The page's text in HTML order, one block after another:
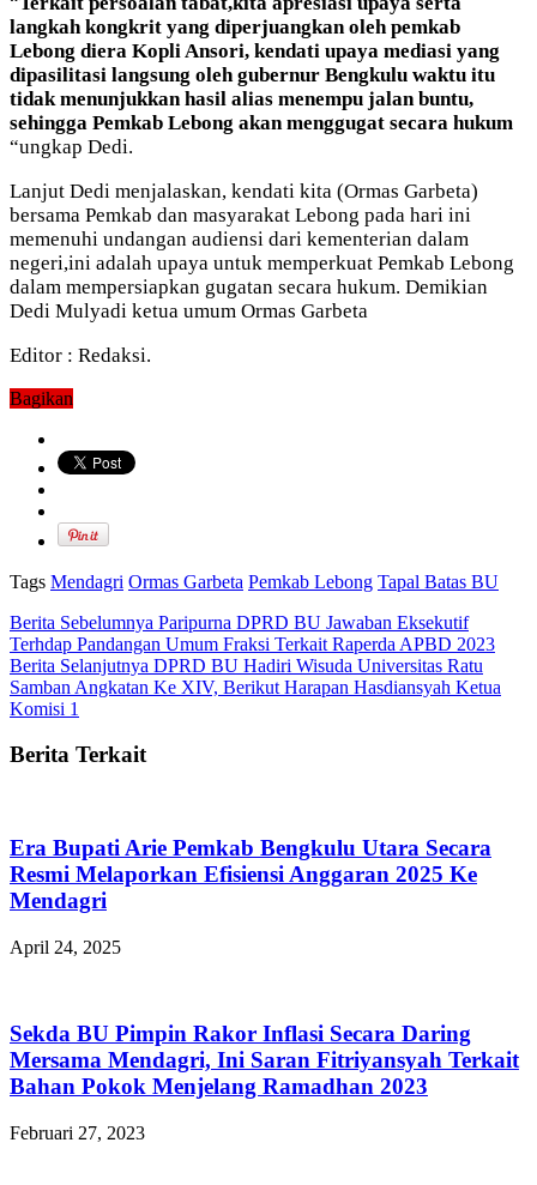
langkah kongkrit yang diperjuangkan oleh pemkab
Lebong diera Kopli Ansori, kendati upaya mediasi yang
dipasilitasi langsung oleh gubernur Bengkulu waktu itu
tidak menunjukkan hasil alias menempu jalan buntu,
sehingga Pemkab Lebong akan menggugat secara hukum
“ungkap Dedi.
Lanjut Dedi menjalaskan, kendati kita (Ormas Garbeta)
bersama Pemkab dan masyarakat Lebong pada hari ini
memenuhi undangan audiensi dari kementerian dalam
negeri,ini adalah upaya untuk memperkuat Pemkab Lebong
dalam mempersiapkan gugatan secara hukum. Demikian
Dedi Mulyadi ketua umum Ormas Garbeta
Editor : Redaksi.
Bagikan
Tags Mendagri Ormas Garbeta Pemkab Lebong Tapal Batas BU
Berita Sebelumnya Paripurna DPRD BU Jawaban Eksekutif
Terhdap Pandangan Umum Fraksi Terkait Raperda APBD 2023
Berita Selanjutnya DPRD BU Hadiri Wisuda Universitas Ratu
Samban Angkatan Ke XIV, Berikut Harapan Hasdiansyah Ketua
Komisi 1
Berita Terkait
Era Bupati Arie Pemkab Bengkulu Utara Secara
Resmi Melaporkan Efisiensi Anggaran 2025 Ke
Mendagri
April 24, 2025
Sekda BU Pimpin Rakor Inflasi Secara Daring
Mersama Mendagri, Ini Saran Fitriyansyah Terkait
Bahan Pokok Menjelang Ramadhan 2023
Februari 27, 2023